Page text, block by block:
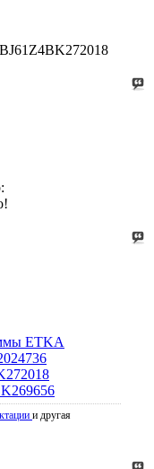
ETKA
и другая